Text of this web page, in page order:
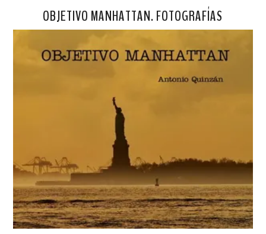
OBJETIVO MANHATTAN. FOTOGRAFÍAS